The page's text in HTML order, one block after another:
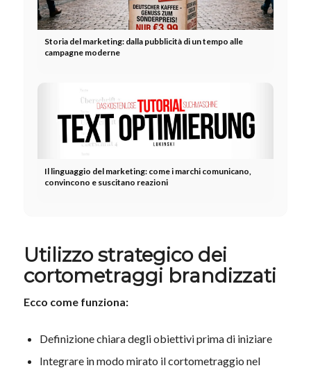
Storia del marketing: dalla pubblicità di un tempo alle
campagne moderne
Il linguaggio del marketing: come i marchi comunicano,
convincono e suscitano reazioni
Utilizzo strategico dei
cortometraggi brandizzati
Ecco come funziona:
Definizione chiara degli obiettivi prima di iniziare
Integrare in modo mirato il cortometraggio nel